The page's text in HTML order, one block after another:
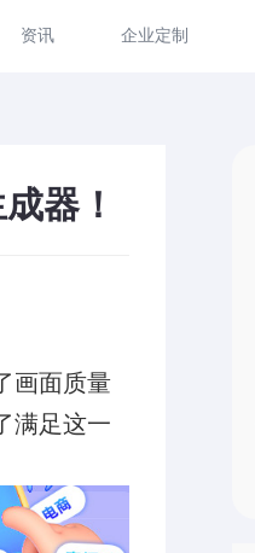
资讯 企业定制
器！
画面质量
满足这一